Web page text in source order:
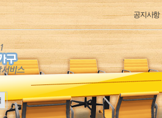
공지사항